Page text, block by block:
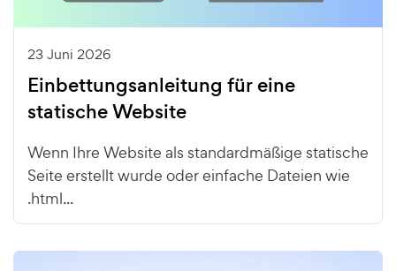
23 Juni 2026
Einbettungsanleitung für eine
statische Website
Wenn Ihre Website als standardmäßige statische
Seite erstellt wurde oder einfache Dateien wie
.html...